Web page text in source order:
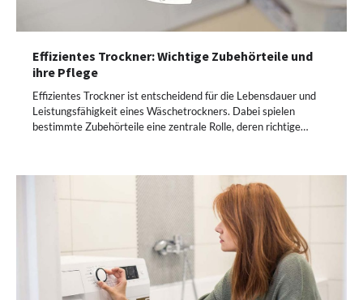
Effizientes Trockner: Wichtige Zubehörteile und
ihre Pflege
Effizientes Trockner ist entscheidend für die Lebensdauer und
Leistungsfähigkeit eines Wäschetrockners. Dabei spielen
bestimmte Zubehörteile eine zentrale Rolle, deren richtige…